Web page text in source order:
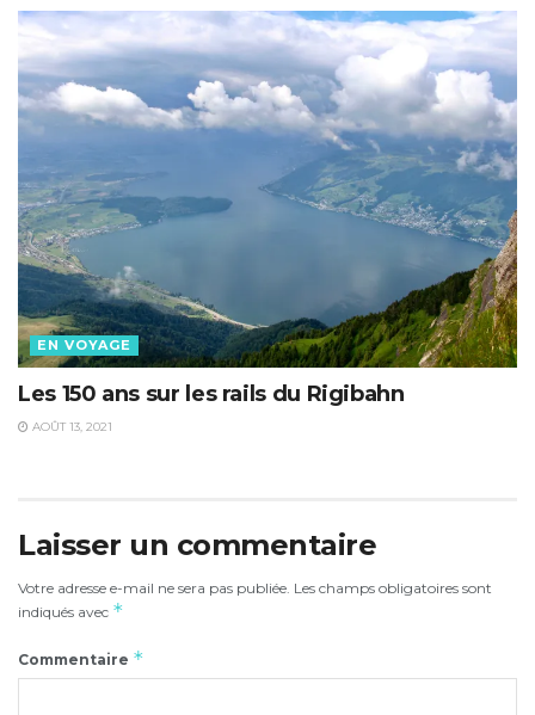
EN VOYAGE
Les 150 ans sur les rails du Rigibahn
AOÛT 13, 2021
Laisser un commentaire
Votre adresse e-mail ne sera pas publiée. Les champs obligatoires sont
indiqués avec *
Commentaire *